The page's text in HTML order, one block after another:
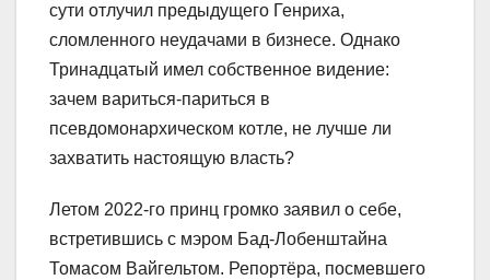
сути отлучил предыдущего Генриха,
сломленного неудачами в бизнесе. Однако
Тринадцатый имел собственное видение:
зачем вариться-париться в
псевдомонархическом котле, не лучше ли
захватить настоящую власть?
Летом 2022-го принц громко заявил о себе,
встретившись с мэром Бад-Лобенштайна
Томасом Вайгельтом. Репортёра, посмевшего